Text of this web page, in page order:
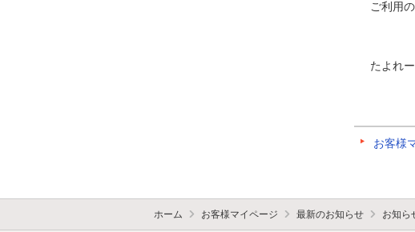
ご利用
たよれ
お客様
ホーム お客様マイページ 最新のお知らせ お知ら